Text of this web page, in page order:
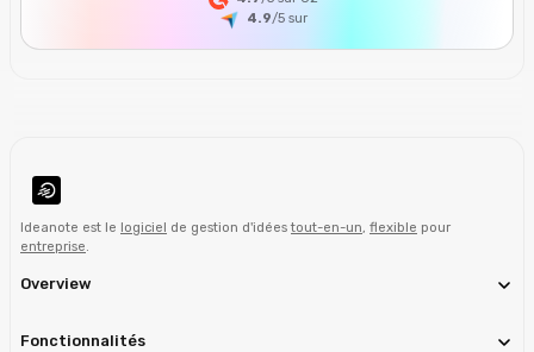
4.9/5sur
Ideanote est le logiciel de gestion d'idéestout-en-un, flexible pour
entreprise.
Overview
Fonctionnalités